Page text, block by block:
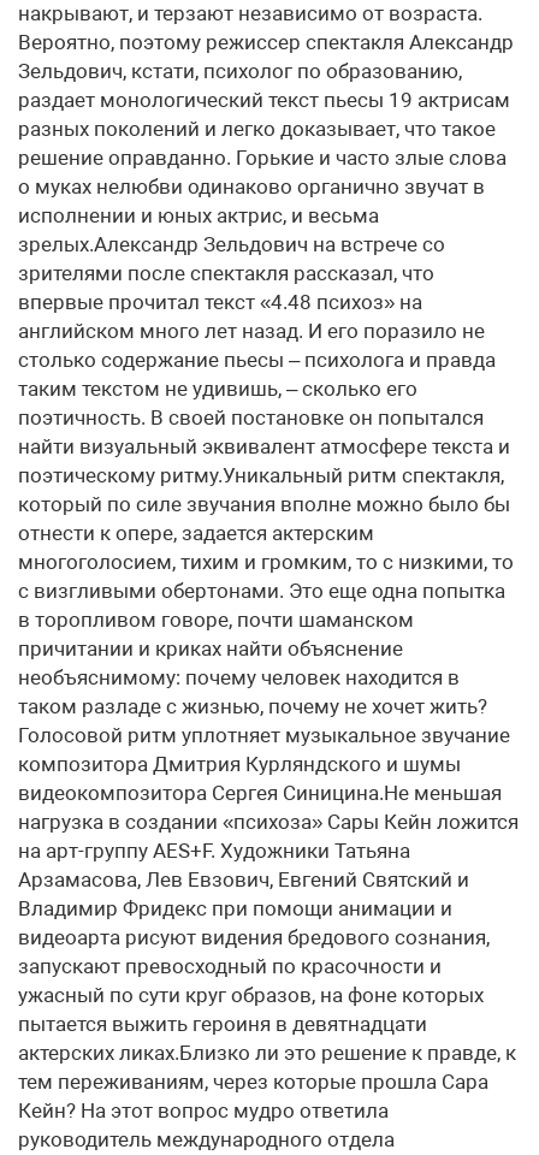
накрывают, и терзают независимо от возраста.
Вероятно, поэтому режиссер спектакля Александр
Зельдович, кстати, психолог по образованию,
раздает монологический текст пьесы 19 актрисам
разных поколений и легко доказывает, что такое
решение оправданно. Горькие и часто злые слова
о муках нелюбви одинаково органично звучат в
исполнении и юных актрис, и весьма
зрелых.Александр Зельдович на встрече со
зрителями после спектакля рассказал, что
впервые прочитал текст «4.48 психоз» на
английском много лет назад. И его поразило не
столько содержание пьесы – психолога и правда
таким текстом не удивишь, – сколько его
поэтичность. В своей постановке он попытался
найти визуальный эквивалент атмосфере текста и
поэтическому ритму.Уникальный ритм спектакля,
который по силе звучания вполне можно было бы
отнести к опере, задается актерским
многоголосием, тихим и громким, то с низкими, то
с визгливыми обертонами. Это еще одна попытка
в торопливом говоре, почти шаманском
причитании и криках найти объяснение
необъяснимому: почему человек находится в
таком разладе с жизнью, почему не хочет жить?
Голосовой ритм уплотняет музыкальное звучание
композитора Дмитрия Курляндского и шумы
видеокомпозитора Сергея Синицина.Не меньшая
нагрузка в создании «психоза» Сары Кейн ложится
на арт-группу AES+F. Художники Татьяна
Арзамасова, Лев Евзович, Евгений Святский и
Владимир Фридекс при помощи анимации и
видеоарта рисуют видения бредового сознания,
запускают превосходный по красочности и
ужасный по сути круг образов, на фоне которых
пытается выжить героиня в девятнадцати
актерских ликах.Близко ли это решение к правде, к
тем переживаниям, через которые прошла Сара
Кейн? На этот вопрос мудро ответила
руководитель международного отдела